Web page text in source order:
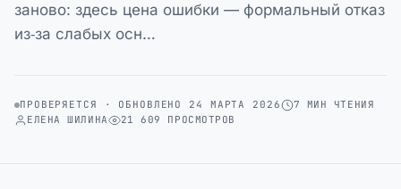
заново: здесь цена ошибки — формальный отказ
из‑за слабых осн…
ПРОВЕРЯЕТСЯ · ОБНОВЛЕНО 24 МАРТА 2026
7 МИН ЧТЕНИЯ
ЕЛЕНА ШИЛИНА
21 609 ПРОСМОТРОВ